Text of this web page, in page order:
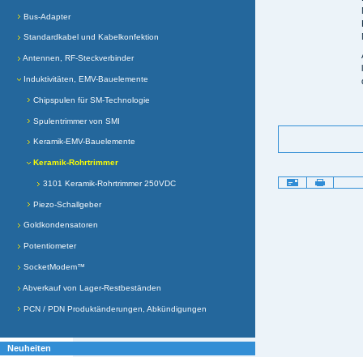
Bus-Adapter
Standardkabel und Kabelkonfektion
Antennen, RF-Steckverbinder
Induktivitäten, EMV-Bauelemente
Chipspulen für SM-Technologie
Spulentrimmer von SMI
Keramik-EMV-Bauelemente
Keramik-Rohrtrimmer
3101 Keramik-Rohrtrimmer 250VDC
Piezo-Schallgeber
Goldkondensatoren
Potentiometer
SocketModem™
Abverkauf von Lager-Restbeständen
PCN / PDN Produktänderungen, Abkündigungen
Neuheiten
Artikelaktionen